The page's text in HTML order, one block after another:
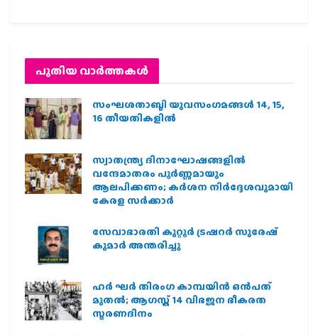
പുതിയ വാര്‍ത്തകള്‍
സംഘശതാബ്ദി യുവസംഗമങ്ങള്‍ 14, 15,
16 തീയതികളില്‍
സ്വാതന്ത്ര്യ ദിനാഘോഷങ്ങളിൽ
വന്ദേമാതരം പൂർണ്ണമായും
ആലപിക്കണം; കർശന നിർദ്ദേശവുമായി
കേരള സർക്കാർ
സേവാഭാരതി കുറ്റൂർ ട്രഷറർ സുരേഷ്
കുമാർ അന്തരിച്ചു
ഹര്‍ ഘര്‍ തിരംഗ കാമ്പയിന്‍ ഒന്‍പത്
മുതല്‍; ആഗസ്ത് 14 വിഭജന ഭീകരത
സ്മരണദിനം